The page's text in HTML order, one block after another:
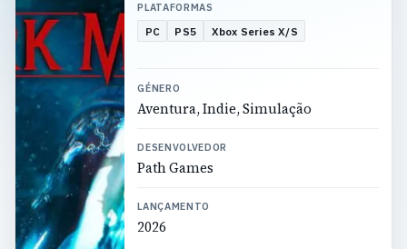
PLATAFORMAS
PC PS5 Xbox Series X/S
GÉNERO
Aventura, Indie, Simulação
DESENVOLVEDOR
Path Games
LANÇAMENTO
2026